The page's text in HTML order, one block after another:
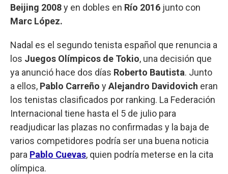
Beijing 2008y en dobles en Río 2016 junto con
Marc López.
Nadal es el segundo tenista español que renuncia a
los Juegos Olímpicos de Tokio, una decisión que
ya anunció hace dos días Roberto Bautista. Junto
a ellos, Pablo Carreño yAlejandro Davidovich eran
los tenistas clasificados por ranking. La Federación
Internacional tiene hasta el 5 de julio para
readjudicar las plazas no confirmadas y la baja de
varios competidores podría ser una buena noticia
para Pablo Cuevas, quien podría meterse en la cita
olímpica.